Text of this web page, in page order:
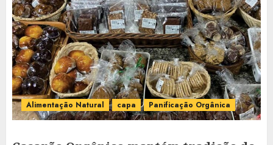
Alimentação Natural capa Panificação Orgânica